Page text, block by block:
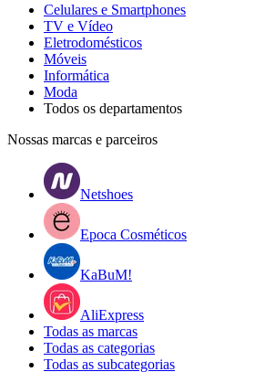
Celulares e Smartphones
TV e Vídeo
Eletrodomésticos
Móveis
Informática
Moda
Todos os departamentos
Nossas marcas e parceiros
Netshoes
Epoca Cosméticos
KaBuM!
AliExpress
Todas as marcas
Todas as categorias
Todas as subcategorias